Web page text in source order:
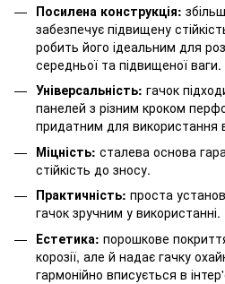
Посилена конструкція:
забезпечує підвищену
робить його ідеальним для
середньої та підвищеної ваги.
Універсальність: гачок
панелей з різним кроком
придатним для використання
Міцність: сталева основа
стійкість до зносу.
Практичність: проста
гачок зручним у використанні.
Естетика: порошкове
корозії, але й надає гачку
гармонійно вписується в